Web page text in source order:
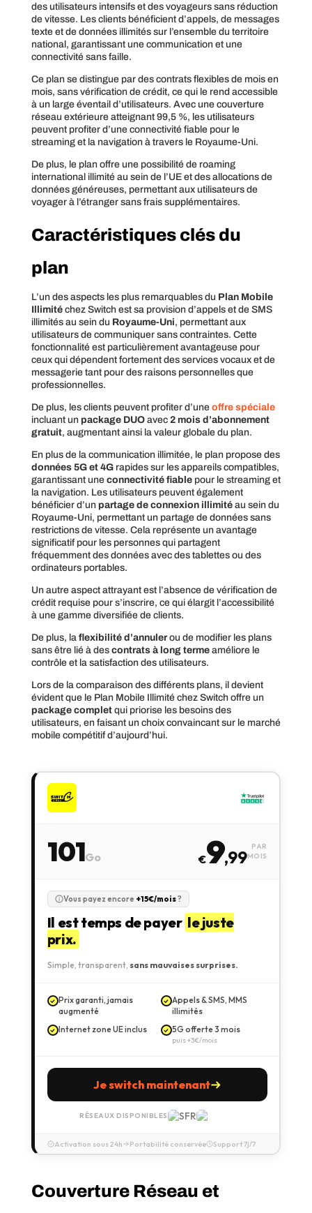
des utilisateurs intensifs et des voyageurs sans réduction
de vitesse. Les clients bénéficient d’appels, de messages
texte et de données illimités sur l’ensemble du territoire
national, garantissant une communication et une
connectivité sans faille.
Ce plan se distingue par des contrats flexibles de mois en
mois, sans vérification de crédit, ce qui le rend accessible
à un large éventail d’utilisateurs. Avec une couverture
réseau extérieure atteignant 99,5 %, les utilisateurs
peuvent profiter d’une connectivité fiable pour le
streaming et la navigation à travers le Royaume-Uni.
De plus, le plan offre une possibilité de roaming
international illimité au sein de l’UE et des allocations de
données généreuses, permettant aux utilisateurs de
voyager à l’étranger sans frais supplémentaires.
Caractéristiques clés du
plan
L’un des aspects les plus remarquables du Plan Mobile
Illimitéchez Switch est sa provision d’appels et de SMS
illimités au sein du Royaume-Uni, permettant aux
utilisateurs de communiquer sans contraintes. Cette
fonctionnalité est particulièrement avantageuse pour
ceux qui dépendent fortement des services vocaux et de
messagerie tant pour des raisons personnelles que
professionnelles.
De plus, les clients peuvent profiter d’une offre spéciale
incluant un package DUOavec 2 mois d’abonnement
gratuit, augmentant ainsi la valeur globale du plan.
En plus de la communication illimitée, le plan propose des
données 5G et 4Grapides sur les appareils compatibles,
garantissant une connectivité fiablepour le streaming et
la navigation. Les utilisateurs peuvent également
bénéficier d’un partage de connexion illimitéau sein du
Royaume-Uni, permettant un partage de données sans
restrictions de vitesse. Cela représente un avantage
significatif pour les personnes qui partagent
fréquemment des données avec des tablettes ou des
ordinateurs portables.
Un autre aspect attrayant est l’absence de vérification de
crédit requise pour s’inscrire, ce qui élargit l’accessibilité
à une gamme diversifiée de clients.
De plus, la flexibilité d’annulerou de modifier les plans
sans être lié à des contrats à long termeaméliore le
contrôle et la satisfaction des utilisateurs.
Lors de la comparaison des différents plans, il devient
évident que le Plan Mobile Illimité chez Switch offre un
package completqui priorise les besoins des
utilisateurs, en faisant un choix convaincant sur le marché
mobile compétitif d’aujourd’hui.
101Go €9,99
PAR
MOIS
Vous payez encore +15€/mois?
Il est temps de payer le juste
prix.
Simple, transparent, sans mauvaises surprises.
Prix garanti, jamais
augmenté
Appels & SMS, MMS
illimités
Internet zone UE inclus
5G offerte 3 mois
puis +3€/mois
Je switch maintenant
RÉSEAUX DISPONIBLES
Activation sous 24h Portabilité conservée Support 7j/7
Couverture Réseau et